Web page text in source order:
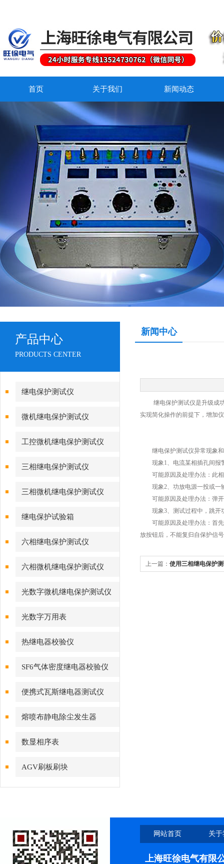
首页 关于我们 新闻动态
产品中心
PRODUCTS CENTER
继电保护测试仪
微机继电保护测试仪
工控微机继电保护测试仪
三相继电保护测试仪
三相微机继电保护测试仪
继电保护试验箱
六相继电保护测试仪
六相微机继电保护测试仪
光数字微机继电保护测试仪
光数字万用表
热继电器校验仪
SF6气体密度继电器校验仪
便携式瓦斯继电器测试仪
熔喷布静电除尘发生器
数显相序表
AGV刷板刷块
新闻中心
继电保护测试仪是升级成功
实现简化操作的前提下，增加
继电保护测试仪异常现象和
现象1、电流某相插孔间报
可能原因及处理办法：此相
现象2、功放电源一投或一
可能原因及处理办法：弹开
现象3、测试过程中，跳开
可能原因及处理办法：首先
放按钮后，不能复归自保护信
上一篇： 使用三相继电保护
网站首页 关
上海旺徐电气有限